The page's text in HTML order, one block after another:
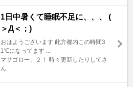
1日中暑くて睡眠不足に、、、 (
＞Д＜；)
おはようございます 此方都内この時間3
1℃になってます ...
マサゴロー、２！ 時々更新したりしてさ
ん